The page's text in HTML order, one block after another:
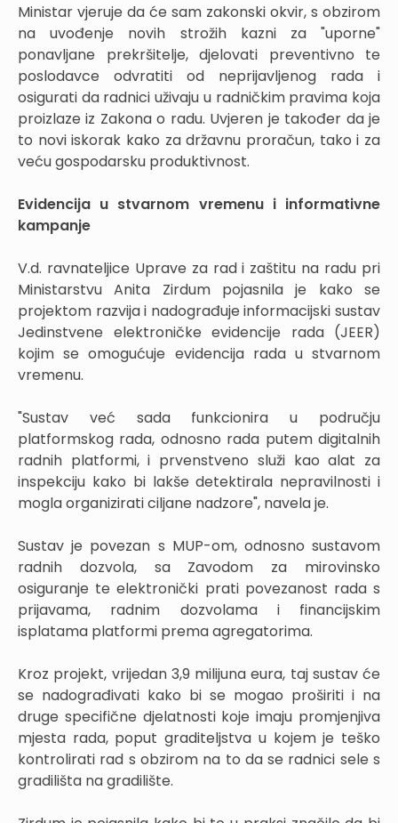
Ministar vjeruje da će sam zakonski okvir, s obzirom
na uvođenje novih strožih kazni za "uporne"
ponavljane prekršitelje, djelovati preventivno te
poslodavce odvratiti od neprijavljenog rada i
osigurati da radnici uživaju u radničkim pravima koja
proizlaze iz Zakona o radu. Uvjeren je također da je
to novi iskorak kako za državnu proračun, tako i za
veću gospodarsku produktivnost.
Evidencija u stvarnom vremenu i informativne
kampanje
V.d. ravnateljice Uprave za rad i zaštitu na radu pri
Ministarstvu Anita Zirdum pojasnila je kako se
projektom razvija i nadograđuje informacijski sustav
Jedinstvene elektroničke evidencije rada (JEER)
kojim se omogućuje evidencija rada u stvarnom
vremenu.
"Sustav već sada funkcionira u području
platformskog rada, odnosno rada putem digitalnih
radnih platformi, i prvenstveno služi kao alat za
inspekciju kako bi lakše detektirala nepravilnosti i
mogla organizirati ciljane nadzore", navela je.
Sustav je povezan s MUP-om, odnosno sustavom
radnih dozvola, sa Zavodom za mirovinsko
osiguranje te elektronički prati povezanost rada s
prijavama, radnim dozvolama i financijskim
isplatama platformi prema agregatorima.
Kroz projekt, vrijedan 3,9 milijuna eura, taj sustav će
se nadograđivati kako bi se mogao proširiti i na
druge specifične djelatnosti koje imaju promjenjiva
mjesta rada, poput graditeljstva u kojem je teško
kontrolirati rad s obzirom na to da se radnici sele s
gradilišta na gradilište.